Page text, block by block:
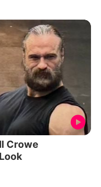
Crowe